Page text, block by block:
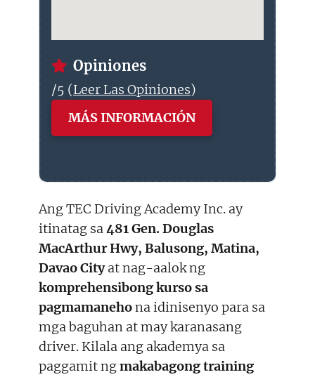
Opiniones
/5 (Leer Las Opiniones)
MÁS INFORMACIÓN
Ang TEC Driving Academy Inc. ay
itinatag sa481 Gen. Douglas
MacArthur Hwy, Balusong, Matina,
Davao Cityat nag-aalok ng
komprehensibong kurso sa
pagmamanehona idinisenyo para sa
mga baguhan at may karanasang
driver. Kilala ang akademya sa
paggamit ngmakabagong training